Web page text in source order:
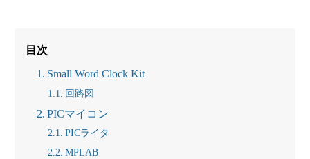
目次
Small Word Clock Kit
回路図
PICマイコン
PICライタ
MPLAB